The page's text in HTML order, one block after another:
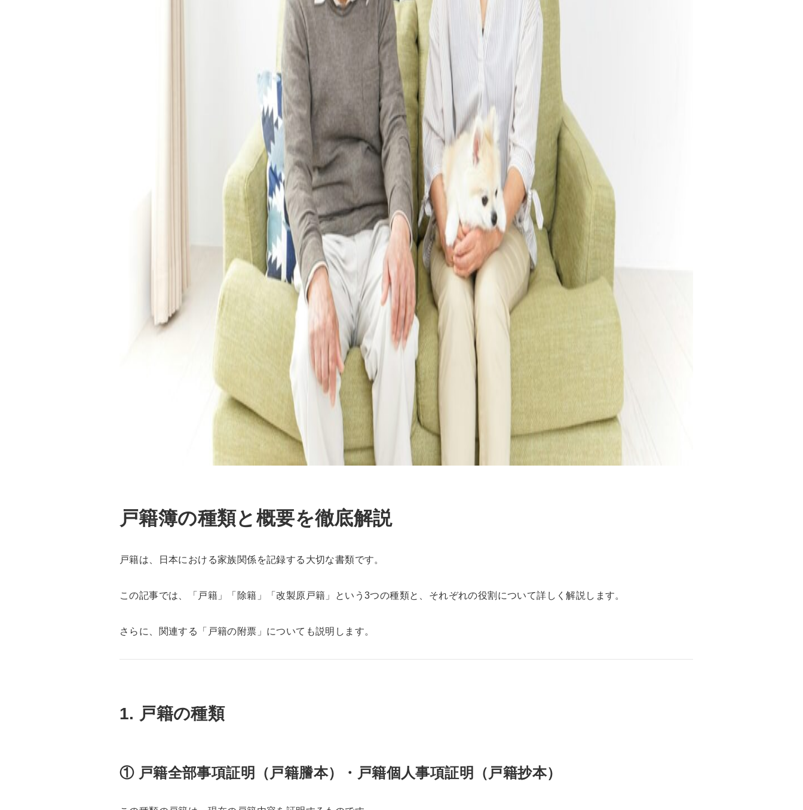
戸籍簿の種類と概要を徹底解説
戸籍は、日本における家族関係を記録する大切な書類です。
この記事では、「戸籍」「除籍」「改製原戸籍」という3つの種類と、それぞれの役割について詳しく解説します。
さらに、関連する「戸籍の附票」についても説明します。
1. 戸籍の種類
① 戸籍全部事項証明（戸籍謄本）・戸籍個人事項証明（戸籍抄本）